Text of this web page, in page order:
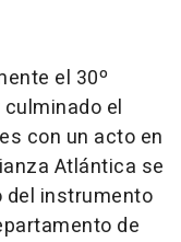
el 30º
el
con un acto en
Atlántica se
del instrumento
de